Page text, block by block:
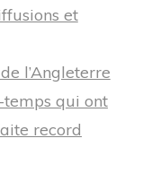
et
l’Angleterre
temps qui ont
record